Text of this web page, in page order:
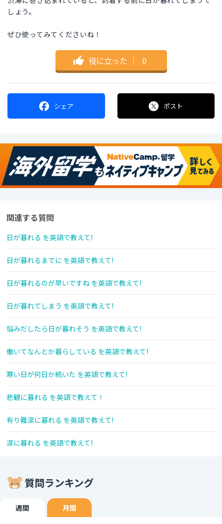
しょう。
ぜひ使ってみてくださいね！
役に立った ｜ 0
シェア ポスト
関連する質問
日が暮れる を英語で教えて!
日が暮れるまでに を英語で教えて!
日が暮れるのが早いですね を英語で教えて!
日が暮れてしまう を英語で教えて!
悩みだしたら日が暮れそう を英語で教えて!
働いてなんとか暮らしている を英語で教えて!
寒い日が何日か続いた を英語で教えて!
悲観に暮れる を英語で教えて！
有り難涙に暮れる を英語で教えて!
涙に暮れる を英語で教えて!
質問ランキング
週間 月間